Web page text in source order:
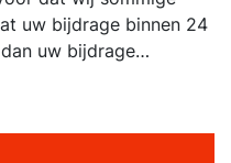
uw bijdrage binnen 24
uw bijdrage…